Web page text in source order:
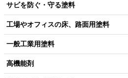
サビを防ぐ・守る塗料
工場やオフィスの床、路面用塗料
一般工業用塗料
高機能剤